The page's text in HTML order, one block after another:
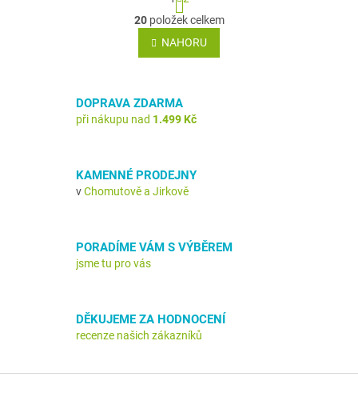
O
v
l
á
c
í
k
y
p
i
t
r
á
n
k
á
n
í
20položek celkem
NAHORU
DOPRAVA ZDARMA
při nákupu nad 1.499 Kč
KAMENNÉ PRODEJNY
vChomutově a Jirkově
PORADÍME VÁM S VÝBĚREM
jsme tu pro vás
DĚKUJEME ZA HODNOCENÍ
recenze našich zákazníků